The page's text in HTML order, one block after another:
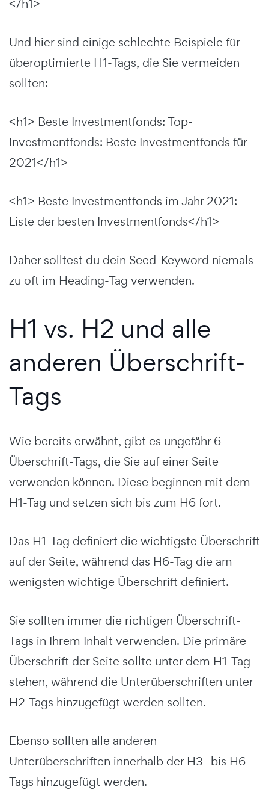
</h1>
Und hier sind einige schlechte Beispiele für
überoptimierte H1-Tags, die Sie vermeiden
sollten:
<h1> Beste Investmentfonds: Top-
Investmentfonds: Beste Investmentfonds für
2021</h1>
<h1> Beste Investmentfonds im Jahr 2021:
Liste der besten Investmentfonds</h1>
Daher solltest du dein Seed-Keyword niemals
zu oft im Heading-Tag verwenden.
H1 vs. H2 und alle
anderen Überschrift-
Tags
Wie bereits erwähnt, gibt es ungefähr 6
Überschrift-Tags, die Sie auf einer Seite
verwenden können. Diese beginnen mit dem
H1-Tag und setzen sich bis zum H6 fort.
Das H1-Tag definiert die wichtigste Überschrift
auf der Seite, während das H6-Tag die am
wenigsten wichtige Überschrift definiert.
Sie sollten immer die richtigen Überschrift-
Tags in Ihrem Inhalt verwenden. Die primäre
Überschrift der Seite sollte unter dem H1-Tag
stehen, während die Unterüberschriften unter
H2-Tags hinzugefügt werden sollten.
Ebenso sollten alle anderen
Unterüberschriften innerhalb der H3- bis H6-
Tags hinzugefügt werden.